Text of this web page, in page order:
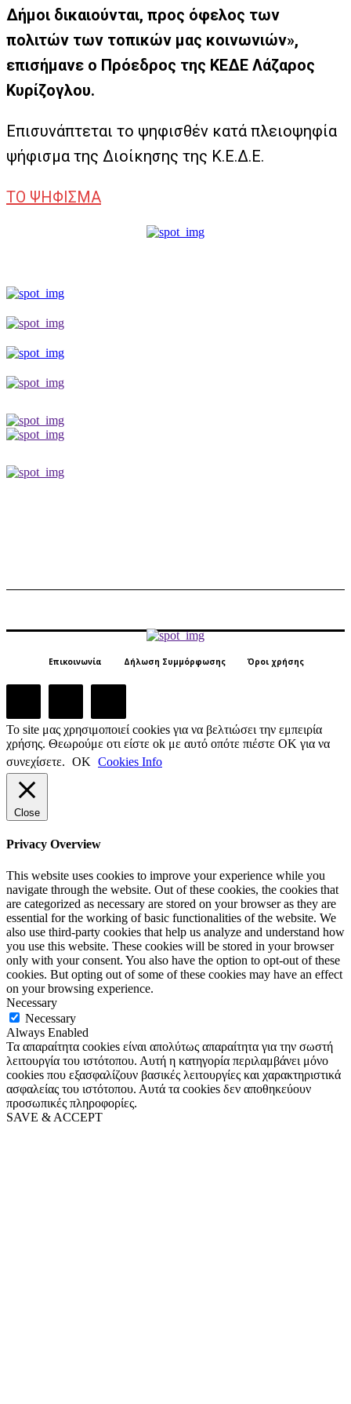
Δήμοι δικαιούνται, προς όφελος των
πολιτών των τοπικών μας κοινωνιών»,
επισήμανε ο Πρόεδρος της ΚΕΔΕ Λάζαρος
Κυρίζογλου.
Επισυνάπτεται το ψηφισθέν κατά πλειοψηφία
ψήφισμα της Διοίκησης της Κ.Ε.Δ.Ε.
ΤΟ ΨΗΦΙΣΜΑ
Επικοινωνία Δήλωση Συμμόρφωσης Όροι χρήσης
Το site μας χρησιμοποιεί cookies για να βελτιώσει την εμπειρία
χρήσης. Θεωρούμε οτι είστε ok με αυτό οπότε πιέστε ΟΚ για να
συνεχίσετε. ΟΚ Cookies Info
Close
Privacy Overview
This website uses cookies to improve your experience while you
navigate through the website. Out of these cookies, the cookies that
are categorized as necessary are stored on your browser as they are
essential for the working of basic functionalities of the website. We
also use third-party cookies that help us analyze and understand how
you use this website. These cookies will be stored in your browser
only with your consent. You also have the option to opt-out of these
cookies. But opting out of some of these cookies may have an effect
on your browsing experience.
Necessary
Necessary
Always Enabled
Τα απαραίτητα cookies είναι απολύτως απαραίτητα για την σωστή
λειτουργία του ιστότοπου. Αυτή η κατηγορία περιλαμβάνει μόνο
cookies που εξασφαλίζουν βασικές λειτουργίες και χαρακτηριστικά
ασφαλείας του ιστότοπου. Αυτά τα cookies δεν αποθηκεύουν
προσωπικές πληροφορίες.
SAVE & ACCEPT